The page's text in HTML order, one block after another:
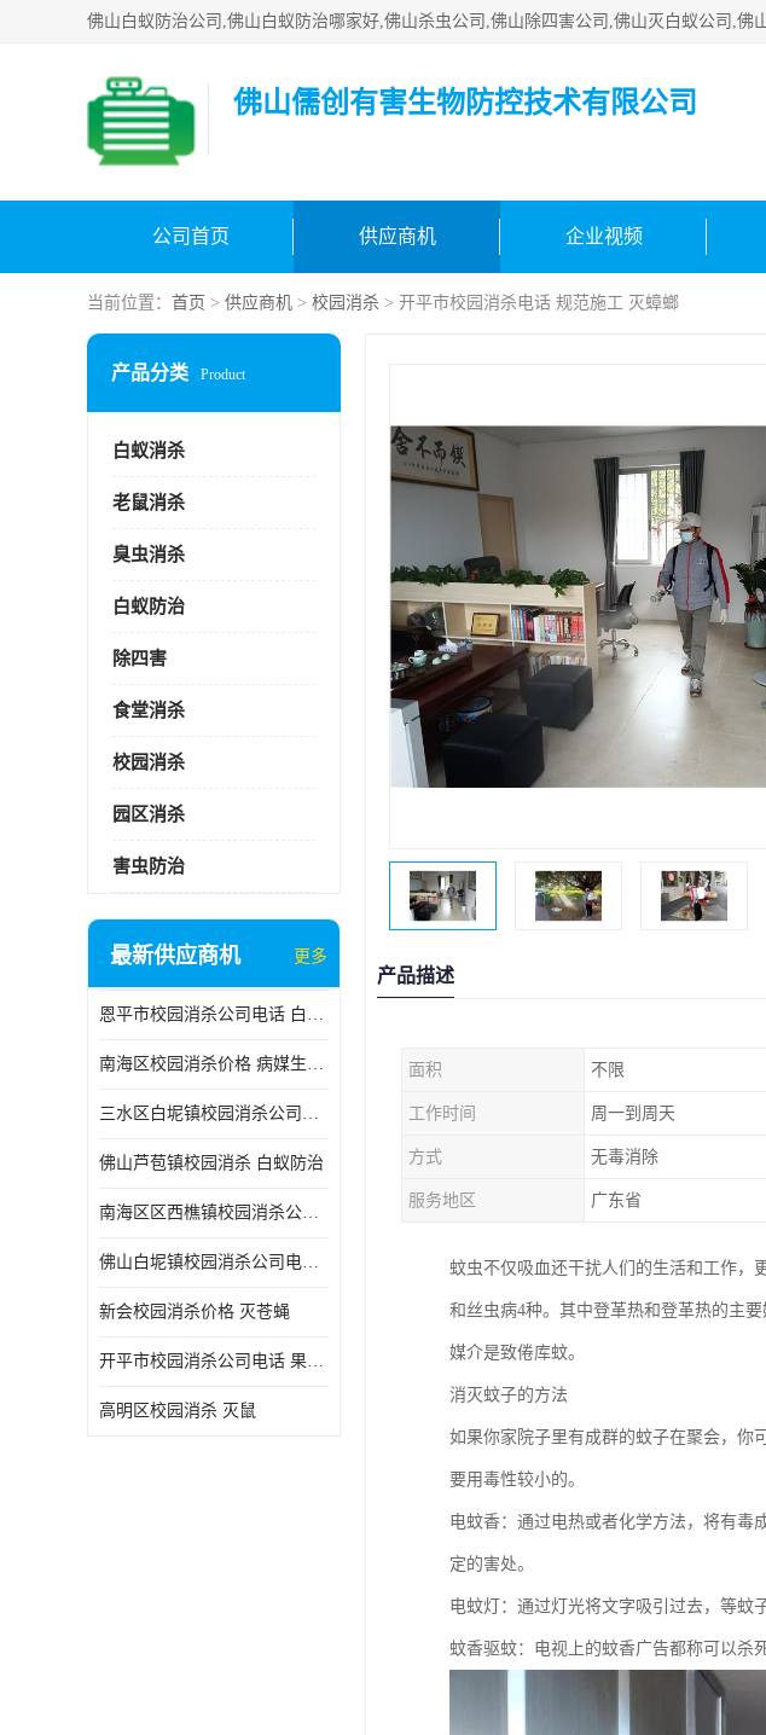
佛山儒创有害生物防控技术有限公司
公司首页 供应商机 企业视频
当前位置： 首页 > 供应商机 > 校园消杀 > 开平市校园消杀电话 规范施工 灭蟑螂
产品分类 Product
白蚁消杀
老鼠消杀
臭虫消杀
白蚁防治
除四害
食堂消杀
校园消杀
园区消杀
害虫防治
最新供应商机 更多
恩平市校园消杀公司电话 白蚁工程
南海区校园消杀价格 病媒生物防治
三水区白坭镇校园消杀公司电话 消杀记录表
佛山芦苞镇校园消杀 白蚁防治
南海区区西樵镇校园消杀公司 害虫防治
佛山白坭镇校园消杀公司电话 除四害
新会校园消杀价格 灭苍蝇
开平市校园消杀公司电话 果蝇防治
高明区校园消杀 灭鼠
产品描述
面积 不限
工作时间 周一到周天
方式 无毒消除
服务地区 广东省
蚊虫不仅吸血还干扰人们的生活和工作，
和丝虫病4种。其中登革热和登革热的主
媒介是致倦库蚊。
消灭蚊子的方法
如果你家院子里有成群的蚊子在聚会，你
要用毒性较小的。
电蚊香：通过电热或者化学方法，将有毒
定的害处。
电蚊灯：通过灯光将文字吸引过去，等蚊
蚊香驱蚊：电视上的蚊香广告都称可以杀